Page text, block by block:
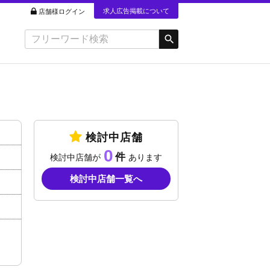
店舗様ログイン 求人広告掲載について
検討中店舗
検討中店舗が 0 あります
検討中店舗一覧へ